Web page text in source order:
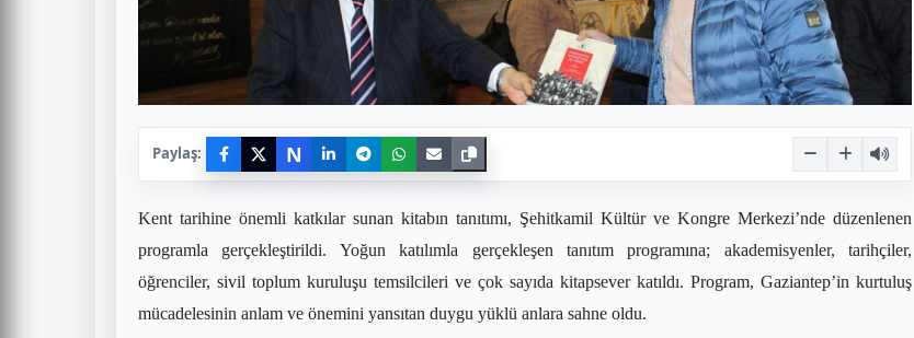
Paylaş: N
Kent tarihine önemli katkılar sunan kitabın tanıtımı, Şehitkamil Kültür ve Kongre Merkezi’nde düzenlenen
programla gerçekleştirildi. Yoğun katılımla gerçekleşen tanıtım programına; akademisyenler, tarihçiler,
öğrenciler, sivil toplum kuruluşu temsilcileri ve çok sayıda kitapsever katıldı. Program, Gaziantep’in kurtuluş
mücadelesinin anlam ve önemini yansıtan duygu yüklü anlara sahne oldu.